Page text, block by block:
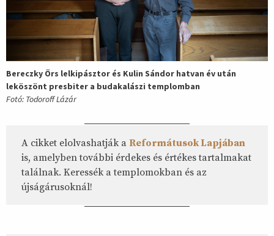
Bereczky Örs lelkipásztor és Kulin Sándor hatvan év után
leköszönt presbiter a budakalászi templomban
Fotó: Todoroff Lázár
A cikket elolvashatják a Reformátusok Lapjában
is, amelyben további érdekes és értékes tartalmakat
találnak. Keressék a templomokban és az
újságárusoknál!